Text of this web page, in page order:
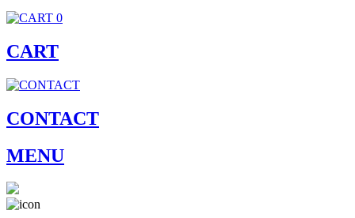
0
CART
CONTACT
MENU